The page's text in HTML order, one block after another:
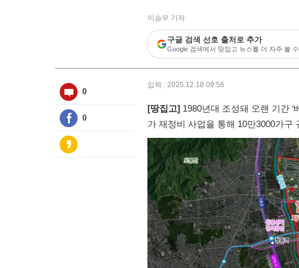
이승우 기자
구글 검색 선호 출처로 추가
Google 검색에서 땅집고 뉴스를 더 자주 볼
0
0
입력 : 2025.12.18 09:56
[땅집고] 1980년대 조성돼 오랜 기간
가 재정비 사업을 통해 10만3000가구